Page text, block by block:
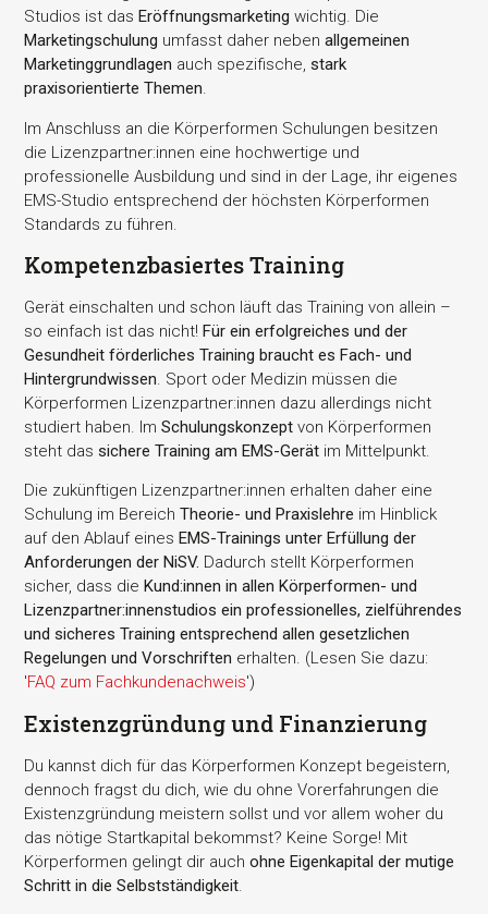
Studios ist dasEröffnungsmarketing wichtig. Die
Marketingschulung umfasst daher nebenallgemeinen
Marketinggrundlagen auch spezifische,stark
praxisorientierte Themen.
Im Anschluss an die Körperformen Schulungen besitzen
die Lizenzpartner:innen eine hochwertige und
professionelle Ausbildung und sind in der Lage, ihr eigenes
EMS-Studio entsprechend der höchsten Körperformen
Standards zu führen.
Kompetenzbasiertes Training
Gerät einschalten und schon läuft das Training von allein –
so einfach ist das nicht!Für ein erfolgreiches und der
Gesundheit förderliches Training braucht es Fach- und
Hintergrundwissen. Sport oder Medizin müssen die
Körperformen Lizenzpartner:innen dazu allerdings nicht
studiert haben. ImSchulungskonzept von Körperformen
steht dassichere Training am EMS-Gerät im Mittelpunkt.
Die zukünftigen Lizenzpartner:innen erhalten daher eine
Schulung im BereichTheorie- und Praxislehre im Hinblick
auf den Ablauf eines EMS-Trainings unter Erfüllung der
Anforderungen der NiSV. Dadurch stellt Körperformen
sicher, dass die Kund:innen in allen Körperformen- und
Lizenzpartner:innenstudios ein professionelles, zielführendes
und sicheres Training entsprechend allen gesetzlichen
Regelungen und Vorschriften erhalten. (Lesen Sie dazu:
'FAQ zum Fachkundenachweis')
Existenzgründung und Finanzierung
Du kannst dich für das Körperformen Konzept begeistern,
dennoch fragst du dich, wie du ohne Vorerfahrungen die
Existenzgründung meistern sollst und vor allem woher du
das nötige Startkapital bekommst? Keine Sorge! Mit
Körperformen gelingt dir auchohne Eigenkapital der mutige
Schritt in die Selbstständigkeit.